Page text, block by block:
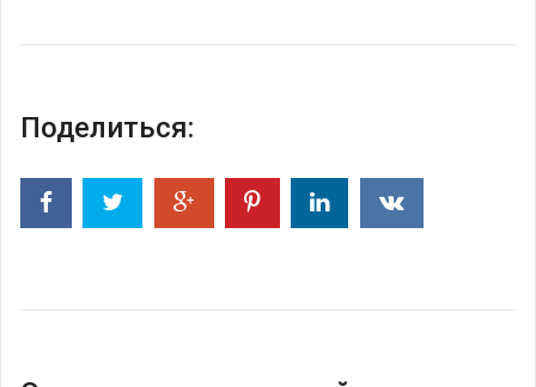
Поделиться: